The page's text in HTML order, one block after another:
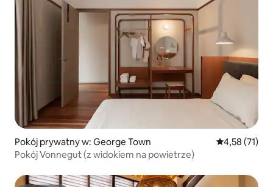
Pokój prywatny w: George Town Średnia
4,58 (71)
Pokój Vonnegut (z widokiem na powietrze)